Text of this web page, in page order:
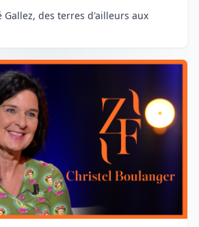
Gallez, des terres d'ailleurs aux